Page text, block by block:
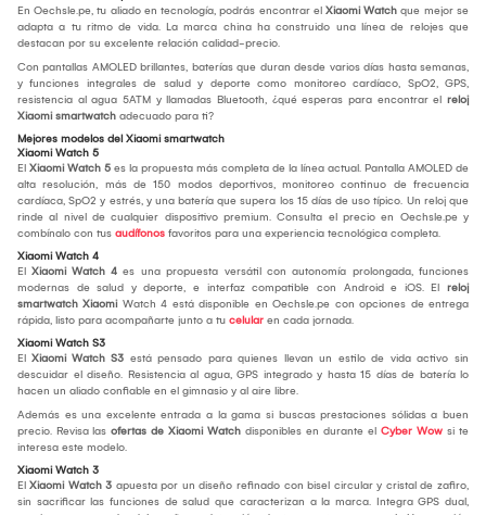
En Oechsle.pe, tu aliado en tecnología, podrás encontrar el Xiaomi Watch que mejor se
adapta a tu ritmo de vida. La marca china ha construido una línea de relojes que
destacan por su excelente relación calidad-precio.
Con pantallas AMOLED brillantes, baterías que duran desde varios días hasta semanas,
y funciones integrales de salud y deporte como monitoreo cardíaco, SpO2, GPS,
resistencia al agua 5ATM y llamadas Bluetooth, ¿qué esperas para encontrar el reloj
Xiaomi smartwatch adecuado para ti?
Mejores modelos del Xiaomi smartwatch
Xiaomi Watch 5
El Xiaomi Watch 5 es la propuesta más completa de la línea actual. Pantalla AMOLED de
alta resolución, más de 150 modos deportivos, monitoreo continuo de frecuencia
cardíaca, SpO2 y estrés, y una batería que supera los 15 días de uso típico. Un reloj que
rinde al nivel de cualquier dispositivo premium. Consulta el precio en Oechsle.pe y
combínalo con tus audífonos favoritos para una experiencia tecnológica completa.
Xiaomi Watch 4
El Xiaomi Watch 4 es una propuesta versátil con autonomía prolongada, funciones
modernas de salud y deporte, e interfaz compatible con Android e iOS. El reloj
smartwatch Xiaomi Watch 4 está disponible en Oechsle.pe con opciones de entrega
rápida, listo para acompañarte junto a tu celular en cada jornada.
Xiaomi Watch S3
El Xiaomi Watch S3 está pensado para quienes llevan un estilo de vida activo sin
descuidar el diseño. Resistencia al agua, GPS integrado y hasta 15 días de batería lo
hacen un aliado confiable en el gimnasio y al aire libre.
Además es una excelente entrada a la gama si buscas prestaciones sólidas a buen
precio. Revisa las ofertas de Xiaomi Watch disponibles en durante el Cyber Wow si te
interesa este modelo.
Xiaomi Watch 3
El Xiaomi Watch 3 apuesta por un diseño refinado con bisel circular y cristal de zafiro,
sin sacrificar las funciones de salud que caracterizan a la marca. Integra GPS dual,